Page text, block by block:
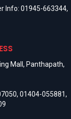
Info: 01945-663344,
Mall, Panthapath,
, 01404-055881,